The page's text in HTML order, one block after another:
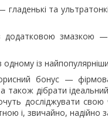
та
додатковою змазкою
із
бонус —
також дібрати
досліджувати
і, звичайно, надійно